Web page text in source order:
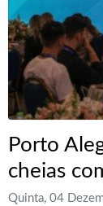
Porto
cheias
Quinta, 04